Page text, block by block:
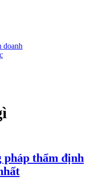
doanh
pháp thẩm định